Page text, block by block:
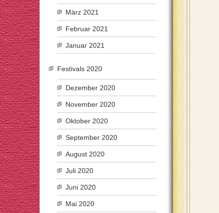
März 2021
Februar 2021
Januar 2021
Festivals 2020
Dezember 2020
November 2020
Oktober 2020
September 2020
August 2020
Juli 2020
Juni 2020
Mai 2020